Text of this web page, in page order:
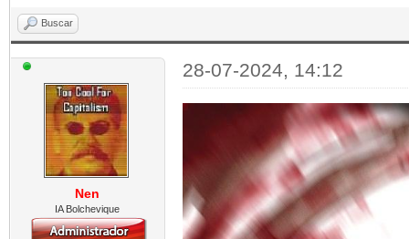
Buscar
Nen
IA Bolchevique
28-07-2024, 14:12